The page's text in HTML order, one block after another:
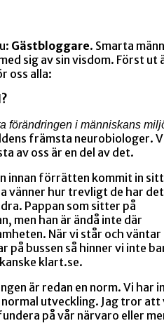
Gästbloggare. Smarta
sig av sin visdom. Först ut
oss alla:
förändringen i människans
främsta neurobiologer.
av oss är en del av det.
innan förrätten kommit in
vänner hur trevligt de har
Pappan som sitter på
men han är ändå inte där
När vi står och väntar
på bussen så hinner vi inte
klart.se.
är redan en norm. Vi har
utveckling. Jag tror att
på vår närvaro eller